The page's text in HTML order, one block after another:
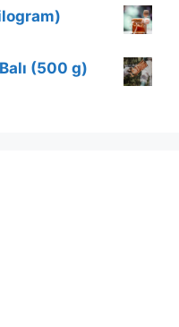
(500 g)